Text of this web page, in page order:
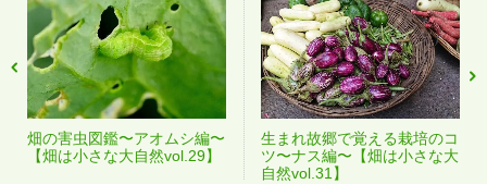
畑の害虫図鑑〜アオムシ編〜
【畑は小さな大自然vol.29】
生まれ故郷で覚える栽培のコ
ツ〜ナス編〜【畑は小さな大
自然vol.31】